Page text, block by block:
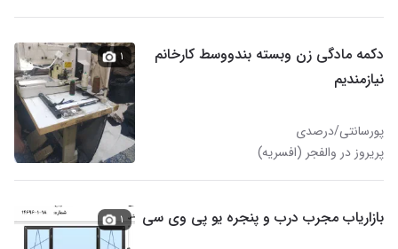
دکمه مادگی زن وبسته بندووسط کارخانم
نیازمندیم
پورسانتی/درصدی
پریروز در والفجر (افسریه)
۱
بازاریاب مجرب درب و پنجره یو پی وی سی ۱